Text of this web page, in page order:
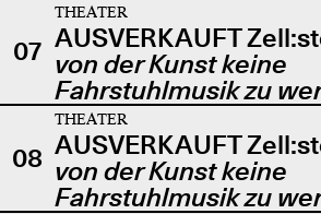
07
THEATER
AUSVERKAUFT
von der Kunst keine
Fahrstuhlmusik zu
08
THEATER
AUSVERKAUFT
von der Kunst keine
Fahrstuhlmusik zu